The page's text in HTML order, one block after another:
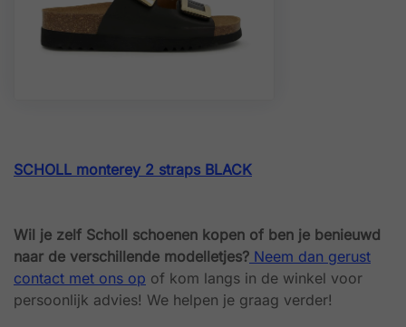
SCHOLL monterey 2 straps BLACK
Wil je zelf Scholl schoenen kopen of ben je benieuwd
naar de verschillende modelletjes? Neem dan gerust
contact met ons op of kom langs in de winkel voor
persoonlijk advies! We helpen je graag verder!